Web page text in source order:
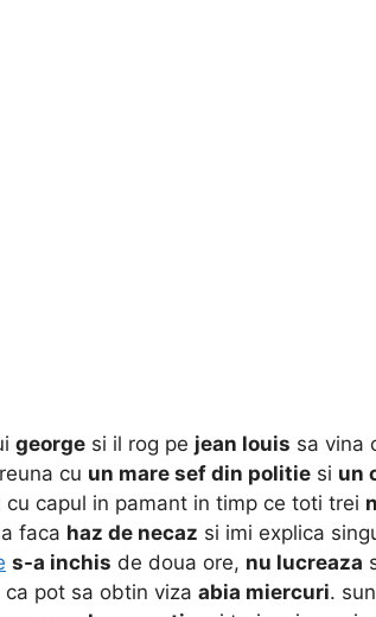
george si il rog pe jean louis sa vina
cu un mare sef din politie si un
cu capul in pamant in timp ce toti trei
faca haz de necaz si imi explica
s-a inchis de doua ore, nu lucreaza
ca pot sa obtin viza abia miercuri.